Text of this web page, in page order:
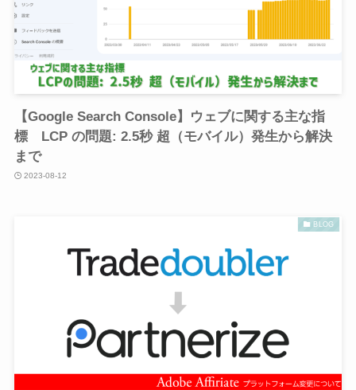
【Google Search Console】ウェブに関する主な指
標 LCP の問題: 2.5秒 超（モバイル）発生から解決
まで
2023-08-12
BLOG